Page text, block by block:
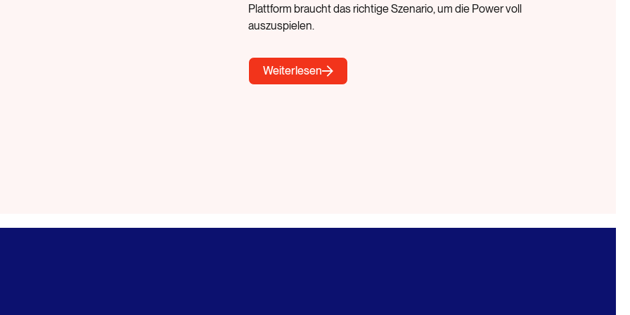
Plattform braucht das richtige Szenario, um die Power voll
auszuspielen.
Weiterlesen